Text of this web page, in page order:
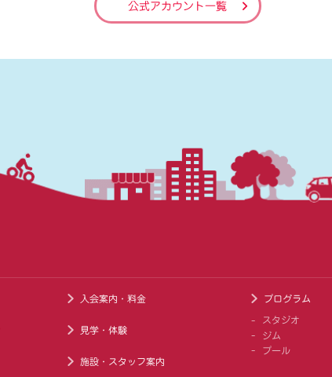
公式アカウント一覧
入会案内・料金
見学・体験
施設・スタッフ案内
プログラム
スタジオ
ジム
プール